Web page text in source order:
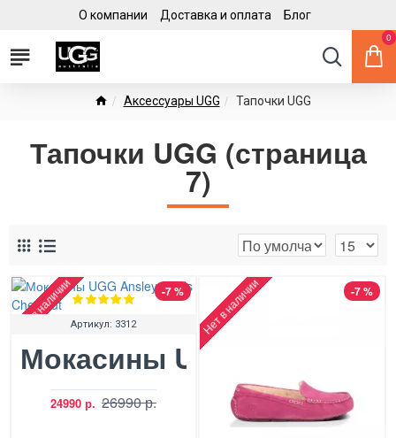
О компании Доставка и оплата Блог
0
Аксессуары UGG Тапочки UGG
Тапочки UGG (страница
7)
-7 %
Нет в наличииАртикул: 3312
Мокасины UGG Ansley
24990 р. 26990 р.
-7 %
Нет в наличии